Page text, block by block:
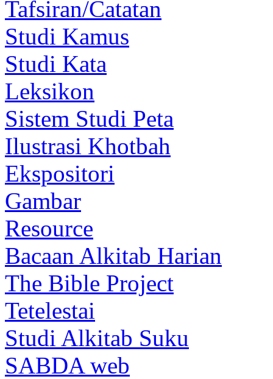
Tafsiran/Catatan
Studi Kamus
Studi Kata
Leksikon
Sistem Studi Peta
Ilustrasi Khotbah
Ekspositori
Gambar
Resource
Bacaan Alkitab Harian
The Bible Project
Tetelestai
Studi Alkitab Suku
SABDA web